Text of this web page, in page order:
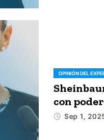
OPINIÓN DEL
con
Sep 1,